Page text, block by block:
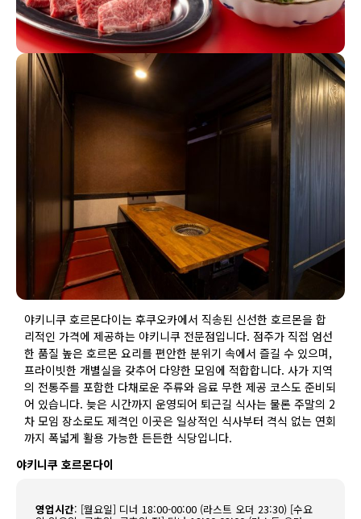
야키니쿠 호르몬다이는 후쿠오카에서 직송된 신선한 호르몬을 합
리적인 가격에 제공하는 야키니쿠 전문점입니다. 점주가 직접 엄선
한 품질 높은 호르몬 요리를 편안한 분위기 속에서 즐길 수 있으며,
프라이빗한 개별실을 갖추어 다양한 모임에 적합합니다. 사가 지역
의 전통주를 포함한 다채로운 주류와 음료 무한 제공 코스도 준비되
어 있습니다. 늦은 시간까지 운영되어 퇴근길 식사는 물론 주말의 2
차 모임 장소로도 제격인 이곳은 일상적인 식사부터 격식 없는 연회
까지 폭넓게 활용 가능한 든든한 식당입니다.
야키니쿠 호르몬다이
영업시간: [월요일] 디너 18:00-00:00 (라스트 오더 23:30) [수요